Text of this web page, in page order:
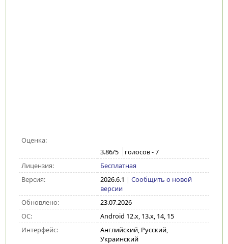
Оценка:
3.86/5 голосов -7
Лицензия:
Бесплатная
Версия:
2026.6.1 | Сообщить о новой
версии
Обновлено:
23.07.2026
ОС:
Android 12.x, 13.x, 14, 15
Интерфейс:
Английский, Русский,
Украинский